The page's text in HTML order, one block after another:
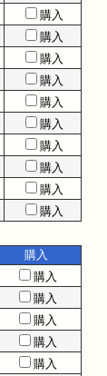
購入
購入
購入
購入
購入
購入
購入
購入
購入
購入
購入
購入
購入
購入
購入
購入